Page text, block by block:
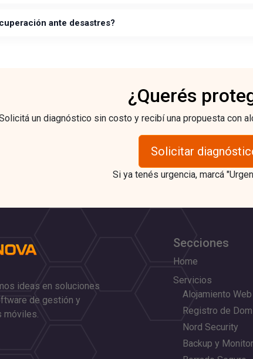
ante desastres?
¿Querés
un diagnóstico sin costo y recibí una propuesta con
Solicitar
Si ya tenés urgencia, marcá
ideas en soluciones
de gestión y
móviles.
Secciones
Home
Servicios
Alojamiento Web
Registro de
Nord Security
Backup y